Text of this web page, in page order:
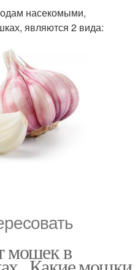
насекомыми,
являются 2 вида:
мошек в